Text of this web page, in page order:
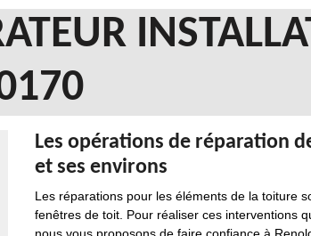
Les opérations de réparation
et ses environs
Les réparations pour les éléments de la toiture
fenêtres de toit. Pour réaliser ces interventions